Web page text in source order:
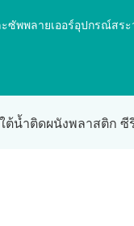
ะซัพพลายเออร์อุปกรณ์ส
ต้น้ำติดผนังพลาสติก ซี